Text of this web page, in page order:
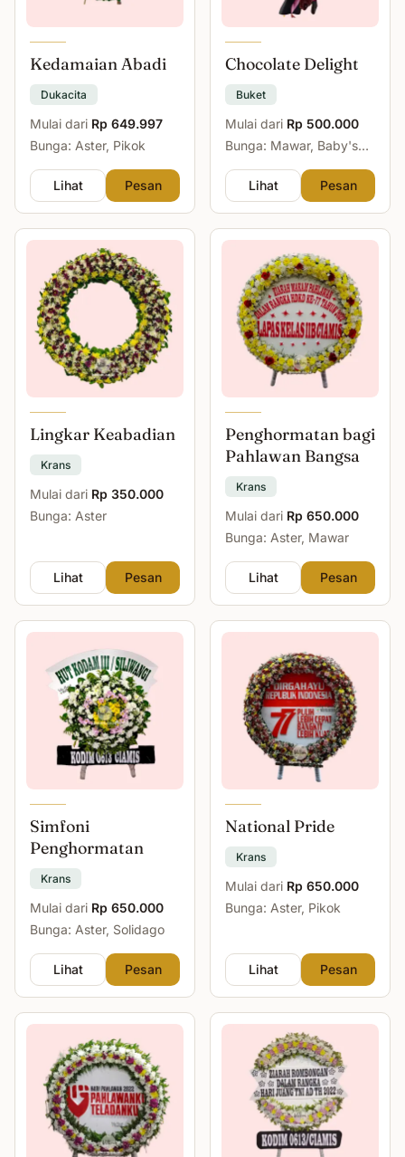
Kedamaian Abadi
Dukacita
Mulai dari Rp 649.997
Bunga: Aster, Pikok
Lihat Pesan
Chocolate Delight
Buket
Mulai dari Rp 500.000
Bunga: Mawar, Baby's
Lihat
Pesan
Lingkar Keabadian
Krans
Mulai dari Rp 350.000
Bunga: Aster
Lihat Pesan
Penghormatan bagi
Pahlawan Bangsa
Krans
Mulai dari Rp 650.000
Bunga: Aster, Mawar
Lihat Pesan
Simfoni
Penghormatan
Krans
Mulai dari Rp 650.000
Bunga: Aster, Solidago
Lihat Pesan
National Pride
Krans
Mulai dari Rp 650.000
Bunga: Aster, Pikok
Lihat Pesan